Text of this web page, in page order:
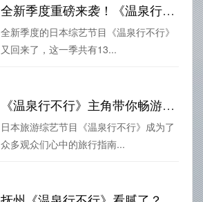
全新季度重磅来袭！《温泉行不行》13不容错过
全新季度的日本综艺节目《温泉行不行》
又回来了，这一季共有13...
《温泉行不行》主角带你畅游日本全国最美温泉，人间天堂等你来
日本旅游综艺节目《温泉行不行》成为了
众多观众们心中的旅行指南...